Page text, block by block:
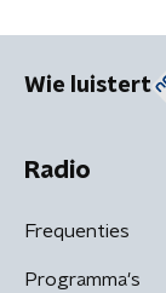
Wie luistert
Radio
Frequenties
Programma's